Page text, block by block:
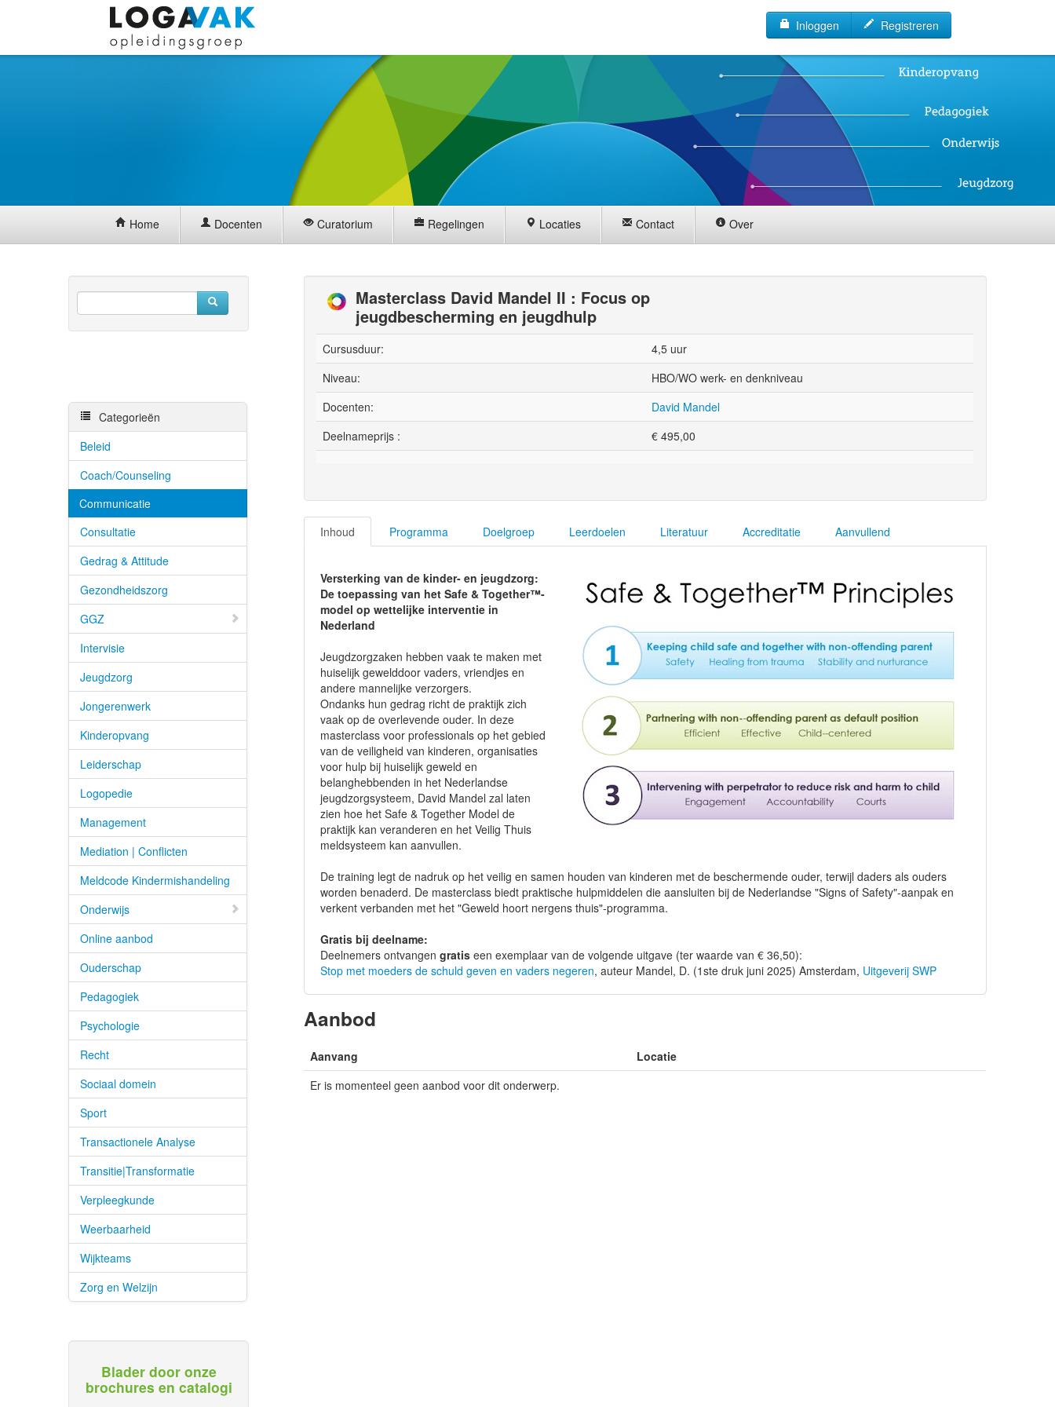
Inloggen Registreren
Home Docenten Curatorium Regelingen Locaties Contact Over
Masterclass David Mandel II : Focus op
jeugdbescherming en jeugdhulp
Cursusduur:
4,5 uur
Niveau:
HBO/WO werk- en denkniveau
Docenten:
David Mandel
Deelnameprijs :
€495,00
Inhoud Programma Doelgroep Leerdoelen Literatuur Accreditatie Aanvullend
Versterking van de kinder- en jeugdzorg:
De toepassing van het Safe & Together™-
model op wettelijke interventie in
Nederland
Jeugdzorgzaken hebben vaak te maken met
huiselijk gewelddoor vaders, vriendjes en
andere mannelijke verzorgers.
Ondanks hun gedrag richt de praktijk zich
vaak op de overlevende ouder. In deze
masterclass voor professionals op het gebied
van de veiligheid van kinderen, organisaties
voor hulp bij huiselijk geweld en
belanghebbenden in het Nederlandse
jeugdzorgsysteem, David Mandel zal laten
zien hoe het Safe & Together Model de
praktijk kan veranderen en het Veilig Thuis
meldsysteem kan aanvullen.
De training legt de nadruk op het veilig en samen houden van kinderen met de beschermende ouder, terwijl daders als ouders
worden benaderd. De masterclass biedt praktische hulpmiddelen die aansluiten bij de Nederlandse "Signs of Safety"-aanpak en
verkent verbanden met het "Geweld hoort nergens thuis"-programma.
Gratis bij deelname:
Deelnemers ontvangengratis een exemplaar van de volgende uitgave (ter waarde van € 36,50):
Stop met moeders de schuld geven en vaders negeren, auteur Mandel, D. (1ste druk juni 2025) Amsterdam, Uitgeverij SWP
Aanbod
Aanvang
Locatie
Er is momenteel geen aanbod voor dit onderwerp.
Categorieën
Beleid
Coach/Counseling
Communicatie
Consultatie
Gedrag & Attitude
Gezondheidszorg
GGZ
Intervisie
Jeugdzorg
Jongerenwerk
Kinderopvang
Leiderschap
Logopedie
Management
Mediation | Conflicten
Meldcode Kindermishandeling
Onderwijs
Online aanbod
Ouderschap
Pedagogiek
Psychologie
Recht
Sociaal domein
Sport
Transactionele Analyse
Transitie|Transformatie
Verpleegkunde
Weerbaarheid
Wijkteams
Zorg en Welzijn
Blader door onze
brochures en catalogi